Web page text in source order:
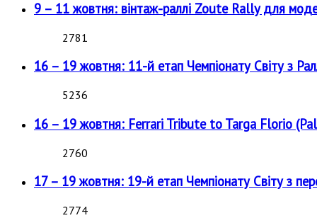
9 – 11 жовтня: вінтаж-раллі Zoute Rally для
2781
16 – 19 жовтня: 11-й етап Чемпіонату Світу з
5236
16 – 19 жовтня: Ferrari Tribute to Targa Florio
2760
17 – 19 жовтня: 19-й етап Чемпіонату Світу з
2774